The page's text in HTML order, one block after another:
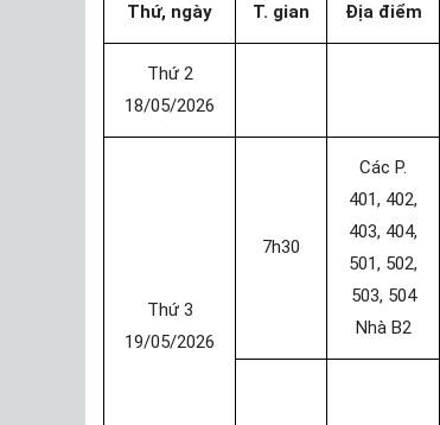
Thứ, ngày T. gian Địa điểm
Thứ 2
18/05/2026
Thứ 3
19/05/2026
7h30
Các P.
401, 402,
403, 404,
501, 502,
503, 504
Nhà B2